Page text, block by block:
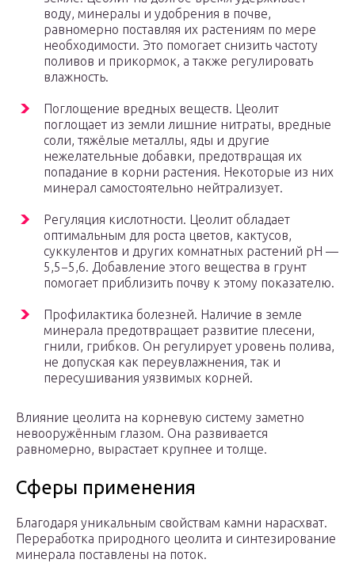
воду, минералы и удобрения в почве,
равномерно поставляя их растениям по мере
необходимости. Это помогает снизить частоту
поливов и прикормок, а также регулировать
влажность.
Поглощение вредных веществ. Цеолит
поглощает из земли лишние нитраты, вредные
соли, тяжёлые металлы, яды и другие
нежелательные добавки, предотвращая их
попадание в корни растения. Некоторые из них
минерал самостоятельно нейтрализует.
Регуляция кислотности. Цеолит обладает
оптимальным для роста цветов, кактусов,
суккулентов и других комнатных растений pH —
5,5−5,6. Добавление этого вещества в грунт
помогает приблизить почву к этому показателю.
Профилактика болезней. Наличие в земле
минерала предотвращает развитие плесени,
гнили, грибков. Он регулирует уровень полива,
не допуская как переувлажнения, так и
пересушивания уязвимых корней.
Влияние цеолита на корневую систему заметно
невооружённым глазом. Она развивается
равномерно, вырастает крупнее и толще.
Сферы применения
Благодаря уникальным свойствам камни нарасхват.
Переработка природного цеолита и синтезирование
минерала поставлены на поток.